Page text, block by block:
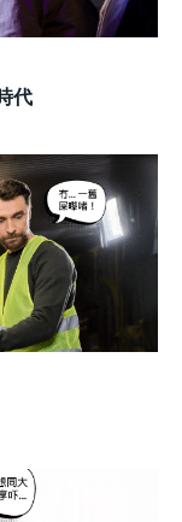
代